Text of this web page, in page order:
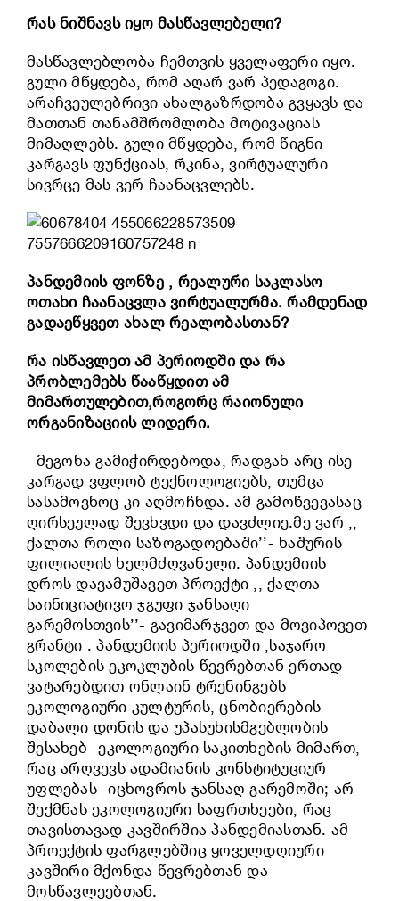
რას ნიშნავს იყო მასწავლებელი?
მასწავლებლობა ჩემთვის ყველაფერი იყო.
გული მწყდება, რომ აღარ ვარ პედაგოგი.
არაჩვეულებრივი ახალგაზრდობა გვყავს და
მათთან თანამშრომლობა მოტივაციას
მიმაღლებს. გული მწყდება, რომ წიგნი
კარგავს ფუნქციას, რკინა, ვირტუალური
სივრცე მას ვერ ჩაანაცვლებს.
პანდემიის ფონზე , რეალური საკლასო
ოთახი ჩაანაცვლა ვირტუალურმა. რამდენად
გადაეწყვეთ ახალ რეალობასთან?
რა ისწავლეთ ამ პერიოდში და რა
პრობლემებს წააწყდით ამ
მიმართულებით,როგორც რაიონული
ორგანიზაციის ლიდერი.
მეგონა გამიჭირდებოდა, რადგან არც ისე
კარგად ვფლობ ტექნოლოგიებს, თუმცა
სასამოვნოც კი აღმოჩნდა. ამ გამოწვევასაც
ღირსეულად შევხვდი და დავძლიე.მე ვარ ,,
ქალთა როლი საზოგადოებაში’’- ხაშურის
ფილიალის ხელმძღვანელი. პანდემიის
დროს დავამუშავეთ პროექტი ,, ქალთა
საინიციატივო ჯგუფი ჯანსაღი
გარემოსთვის’’- გავიმარჯვეთ და მოვიპოვეთ
გრანტი . პანდემიის პერიოდში ,საჯარო
სკოლების ეკოკლუბის წევრებთან ერთად
ვატარებდით ონლაინ ტრენინგებს
ეკოლოგიური კულტურის, ცნობიერების
დაბალი დონის და უპასუხისმგებლობის
შესახებ- ეკოლოგიური საკითხების მიმართ,
რაც არღვევს ადამიანის კონსტიტუციურ
უფლებას- იცხოვროს ჯანსაღ გარემოში; არ
შექმნას ეკოლოგიური საფრთხეები, რაც
თავისთავად კავშირშია პანდემიასთან. ამ
პროექტის ფარგლებშიც ყოველდღიური
კავშირი მქონდა წევრებთან და
მოსწავლეებთან.